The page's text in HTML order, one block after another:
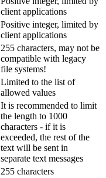
client applications
Positive integer, limited by
client applications
255 characters, may not be
compatible with legacy
file systems!
Limited to the list of
allowed values
It is recommended to limit
the length to 1000
characters - if it is
exceeded, the rest of the
text will be sent in
separate text messages
255 characters